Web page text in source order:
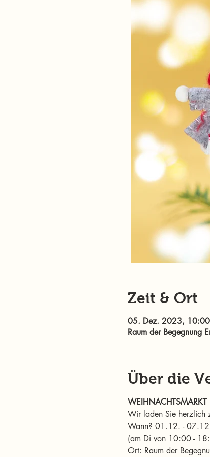
Zeit & Ort
05. Dez. 2023,
Raum der Begegnung
Über die
WEIHNACHTSMARKT
Wir laden Sie herzlich
Wann? 01.12. -
(am Di von 10:00 -
Ort: Raum der